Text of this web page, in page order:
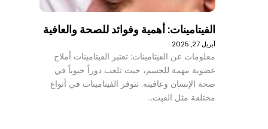
الفيتامينات: أهمية وفوائد للصحة والعافية
أبريل 27, 2025
معلومات عن الفيتامينات: تعتبر الفيتامينات أملاح
عضوية مهمة للجسم، حيث تلعب دوراً حيوياً في
صحة الإنسان وعافيته. تتوفر الفيتامينات في أنواع
مختلفة مثل الفيت…